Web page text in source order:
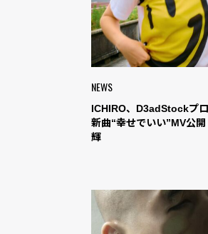
NEWS
ICHIRO、D3adStockプ
新曲“幸せでいい”MV公
輝